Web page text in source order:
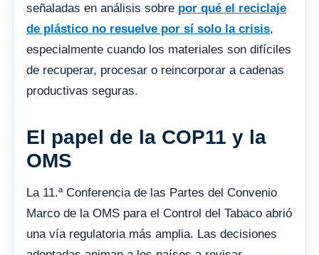
señaladas en análisis sobre por qué el reciclaje
de plástico no resuelve por sí solo la crisis,
especialmente cuando los materiales son difíciles
de recuperar, procesar o reincorporar a cadenas
productivas seguras.
El papel de la COP11 y la
OMS
La 11.ª Conferencia de las Partes del Convenio
Marco de la OMS para el Control del Tabaco abrió
una vía regulatoria más amplia. Las decisiones